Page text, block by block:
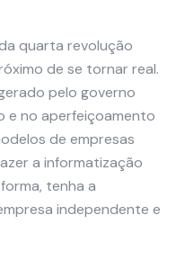
quarta revolução
de se tornar real.
pelo governo
e no aperfeiçoamento
de empresas
a informatização
tenha a
independente e